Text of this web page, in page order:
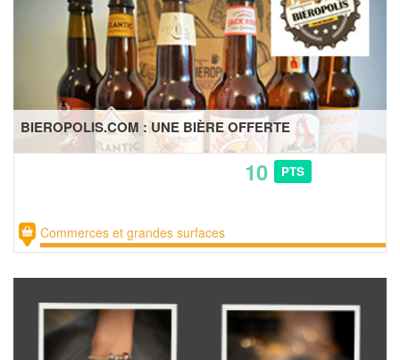
BIEROPOLIS.COM : UNE BIÈRE OFFERTE
10 PTS
Commerces et grandes surfaces